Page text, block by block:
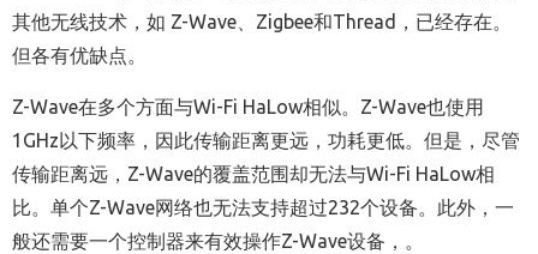
其他无线技术，如 Z-Wave、Zigbee和Thread，已经存在。
但各有优缺点。
Z-Wave在多个方面与Wi-Fi HaLow相似。Z-Wave也使用
1GHz以下频率，因此传输距离更远，功耗更低。但是，尽管
传输距离远，Z-Wave的覆盖范围却无法与Wi-Fi HaLow相
比。单个Z-Wave网络也无法支持超过232个设备。此外，一
般还需要一个控制器来有效操作Z-Wave设备，。